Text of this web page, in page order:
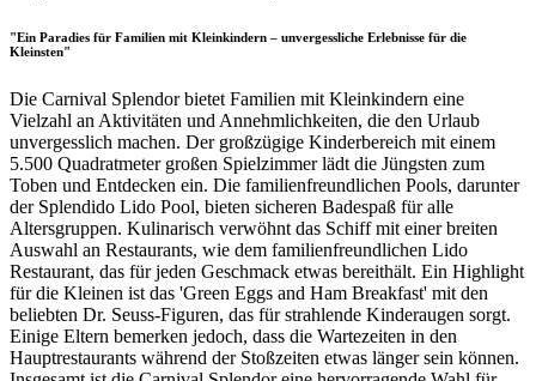
"Ein Paradies für Familien mit Kleinkindern – unvergessliche Erlebnisse für die
Kleinsten"
Die Carnival Splendor bietet Familien mit Kleinkindern eine
Vielzahl an Aktivitäten und Annehmlichkeiten, die den Urlaub
unvergesslich machen. Der großzügige Kinderbereich mit einem
5.500 Quadratmeter großen Spielzimmer lädt die Jüngsten zum
Toben und Entdecken ein. Die familienfreundlichen Pools, darunter
der Splendido Lido Pool, bieten sicheren Badespaß für alle
Altersgruppen. Kulinarisch verwöhnt das Schiff mit einer breiten
Auswahl an Restaurants, wie dem familienfreundlichen Lido
Restaurant, das für jeden Geschmack etwas bereithält. Ein Highlight
für die Kleinen ist das 'Green Eggs and Ham Breakfast' mit den
beliebten Dr. Seuss-Figuren, das für strahlende Kinderaugen sorgt.
Einige Eltern bemerken jedoch, dass die Wartezeiten in den
Hauptrestaurants während der Stoßzeiten etwas länger sein können.